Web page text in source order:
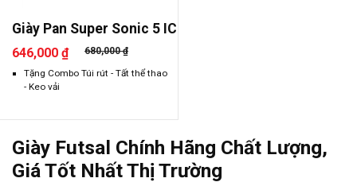
Giày Pan Super Sonic 5 IC
646,000 ₫ 680,000 ₫
Tặng Combo Túi rút - Tất thể thao
- Keo vải
Giày Futsal Chính Hãng Chất Lượng,
Giá Tốt Nhất Thị Trường